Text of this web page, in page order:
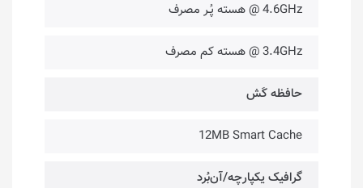
4.6GHz @ هسته پُـر مصرف
3.4GHz @ هسته کم مصرف
حافظه کَش
12MB Smart Cache
گرافیک یکپارچه/آن‌بُرد